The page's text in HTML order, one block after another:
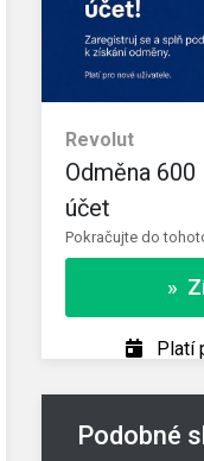
Revolut
Odměna
účet
Pokračujte do
»
Platí
Podobné